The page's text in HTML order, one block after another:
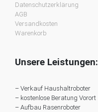
Datenschutzerklärung
AGB
Versandkosten
Warenkorb
Unsere Leistungen:
– Verkauf Haushaltroboter
– kostenlose Beratung Vorort
– Aufbau Rasenroboter